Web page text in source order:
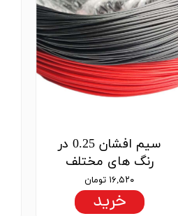
سیم افشان 0.25 در
رنگ های مختلف
۱۶,۵۲۰ تومان
خرید